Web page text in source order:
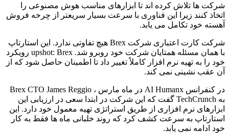
شرکت ها تلاش کرده اند تا ابزارهای مناسب هوش مصنوعی را
اتخاذ کنند زیرا این فناوری با سرعت بسیار سریعتر از چرخه فروش
آهسته خود تکامل می یابد.
شرکت کارت اعتباری شرکت Brex هیچ تفاوتی ندارد. این استارتاپ
با همان مسئله همتایان شرکت خود روبرو شد. upshot: Brex رویکرد
خود را به تهیه نرم افزار کاملاً تغییر داد تا اطمینان حاصل شود که از
آن عقب نشینی نمی کند.
در کنفرانس AI Humanx در ماه مارس ، Brex CTO James Reggio
به TechCrunch گفت که این شرکت در ابتدا سعی در ارزیابی این
ابزارهای نرم افزاری از طریق استراتژی تهیه معمول خود دارد. این
استارتاپ به سرعت کشف کرد که روند خلبانی ماه ها فقط به کار
خود ادامه نمی یابد.